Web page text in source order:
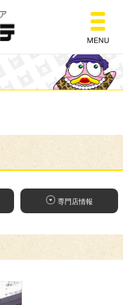
総合ディスカウント
専門店情報